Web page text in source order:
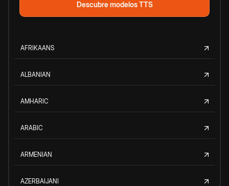
Descubre modelos TTS
AFRIKAANS
ALBANIAN
AMHARIC
ARABIC
ARMENIAN
AZERBAIJANI